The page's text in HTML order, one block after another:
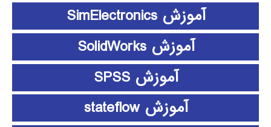
آموزش SimElectronics
آموزش SolidWorks
آموزش SPSS
آموزش stateflow